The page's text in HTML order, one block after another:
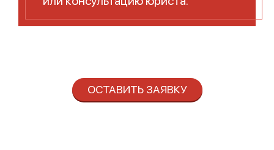
ОСТАВИТЬ ЗАЯВКУ